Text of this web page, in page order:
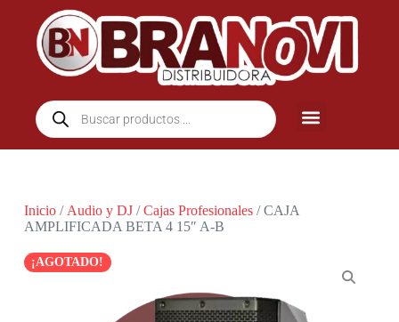
Inicio/ Audio y DJ/Cajas Profesionales/ CAJA
AMPLIFICADA BETA 4 15″ A-B
¡AGOTADO!